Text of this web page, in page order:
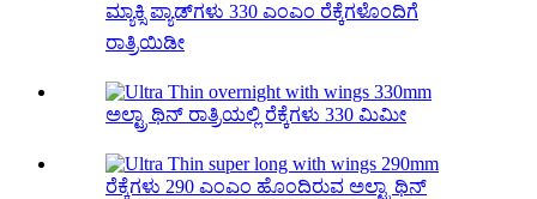
ಮ್ಯಾಕ್ಸಿ ಪ್ಯಾಡ್‌ಗಳು 330 ಎಂಎಂ ರೆಕ್ಕೆಗಳೊಂದಿಗೆ
ರಾತ್ರಿಯಿಡೀ
ಅಲ್ಟ್ರಾ ಥಿನ್ ರಾತ್ರಿಯಲ್ಲಿ ರೆಕ್ಕೆಗಳು 330 ಮಿಮೀ
ರೆಕ್ಕೆಗಳು 290 ಎಂಎಂ ಹೊಂದಿರುವ ಅಲ್ಟ್ರಾ ಥಿನ್